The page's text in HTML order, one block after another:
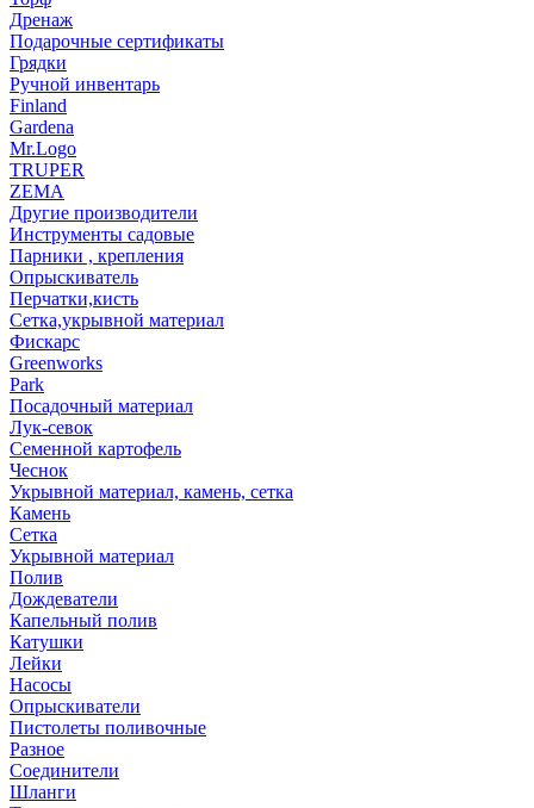
Дренаж
Подарочные сертификаты
Грядки
Ручной инвентарь
Finland
Gardena
Mr.Logo
TRUPER
ZEMA
Другие производители
Инструменты садовые
Парники , крепления
Опрыскиватель
Перчатки,кисть
Сетка,укрывной материал
Фискарс
Greenworks
Park
Посадочный материал
Лук-севок
Семенной картофель
Чеснок
Укрывной материал, камень, сетка
Камень
Сетка
Укрывной материал
Полив
Дождеватели
Капельный полив
Катушки
Лейки
Насосы
Опрыскиватели
Пистолеты поливочные
Разное
Соединители
Шланги